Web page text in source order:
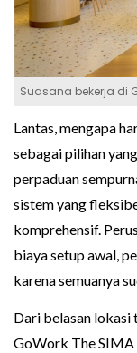
Suasana bekerja di
Lantas, mengapa
sebagai pilihan
perpaduan
sistem yang
komprehensif.
biaya setup awal,
karena semuanya
Dari belasan lokasi
GoWork The SIMA